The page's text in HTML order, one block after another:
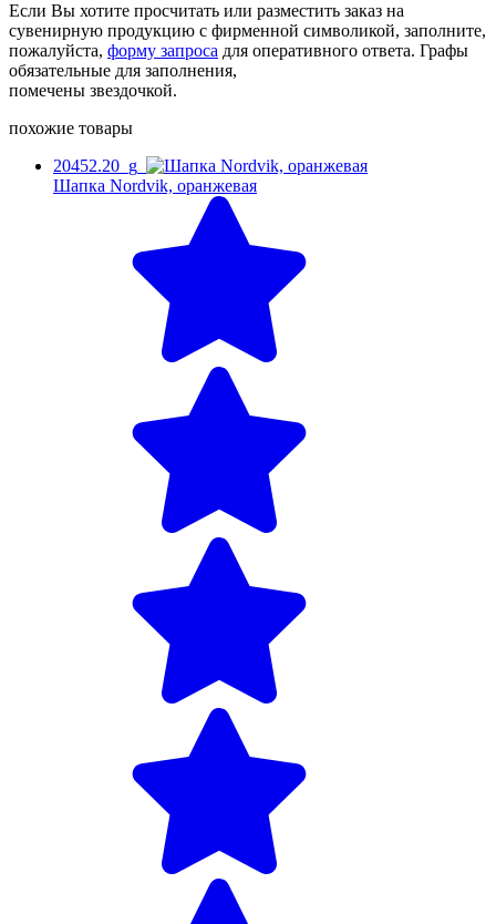
Если Вы хотите просчитать или разместить заказ на
сувенирную продукцию с фирменной символикой, заполните,
пожалуйста, форму запроса для оперативного ответа. Графы
обязательные для заполнения,
помечены звездочкой.
похожие товары
20452.20_g
Шапка Nordvik, оранжевая